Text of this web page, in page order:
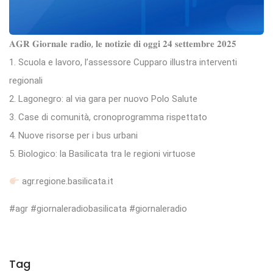
𝐀𝐆𝐑 𝐆𝐢𝐨𝐫𝐧𝐚𝐥𝐞 𝐫𝐚𝐝𝐢𝐨, 𝐥𝐞 𝐧𝐨𝐭𝐢𝐳𝐢𝐞 𝐝𝐢 𝐨𝐠𝐠𝐢 𝟐𝟒 𝐬𝐞𝐭𝐭𝐞𝐦𝐛𝐫𝐞 𝟐𝟎𝟐𝟓
1. Scuola e lavoro, l’assessore Cupparo illustra interventi
regionali
2. Lagonegro: al via gara per nuovo Polo Salute
3. Case di comunità, cronoprogramma rispettato
4. Nuove risorse per i bus urbani
5. Biologico: la Basilicata tra le regioni virtuose
agr.regione.basilicata.it
#agr #giornaleradiobasilicata #giornaleradio
Tag